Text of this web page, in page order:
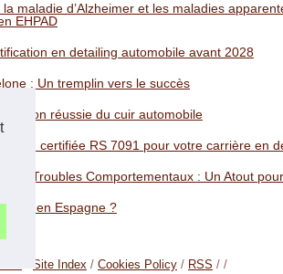
maladie d’Alzheimer et les maladies
EHPAD
en detailing automobile avant 2028
: Un tremplin vers le succès
réussie du cuir automobile
certifiée RS 7091 pour votre carrière en
des Troubles Comportementaux : Un Atout
en Espagne ?
Site Index / Cookies Policy / RSS / /